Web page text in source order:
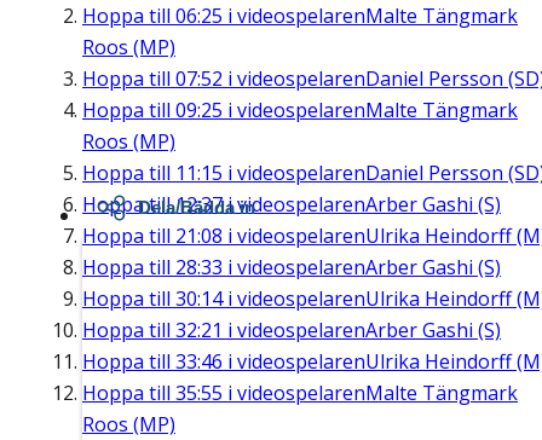
Hoppa till 06:25 i videospelarenMalte Tängmark
Roos (MP)
Hoppa till 07:52 i videospelarenDaniel Persson
Hoppa till 09:25 i videospelarenMalte Tängmark
Roos (MP)
Hoppa till 11:15 i videospelarenDaniel Persson
Hoppa till12:37i videospelarenArber Gashi (S)
Hoppa till 21:08 i videospelarenUlrika Heindorff
Hoppa till 28:33 i videospelarenArber Gashi (S)
Hoppa till 30:14i videospelarenUlrika Heindorff
Hoppa till 32:21 i videospelarenArber Gashi (S)
Hoppa till 33:46 i videospelarenUlrika Heindorff
Hoppa till 35:55 i videospelarenMalte Tängmark
Roos (MP)
Dela/Bädda in